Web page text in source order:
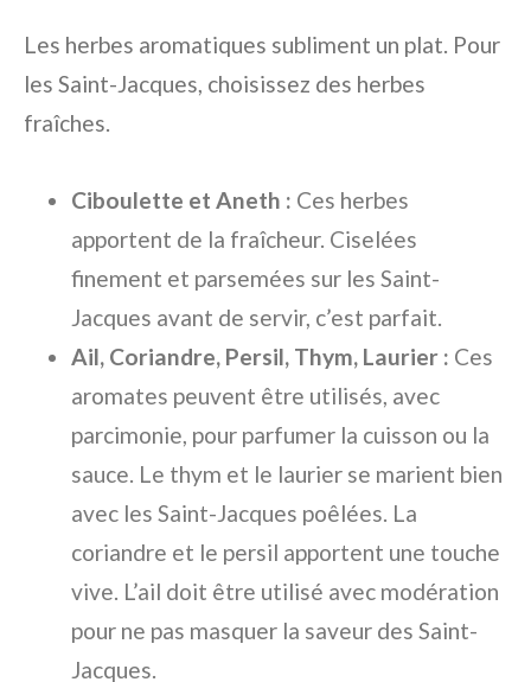
Les herbes aromatiques subliment un plat. Pour
les Saint-Jacques, choisissez des herbes
fraîches.
Ciboulette et Aneth : Ces herbes
apportent de la fraîcheur. Ciselées
finement et parsemées sur les Saint-
Jacques avant de servir, c’est parfait.
Ail, Coriandre, Persil, Thym, Laurier : Ces
aromates peuvent être utilisés, avec
parcimonie, pour parfumer la cuisson ou la
sauce. Le thym et le laurier se marient bien
avec les Saint-Jacques poêlées. La
coriandre et le persil apportent une touche
vive. L’ail doit être utilisé avec modération
pour ne pas masquer la saveur des Saint-
Jacques.